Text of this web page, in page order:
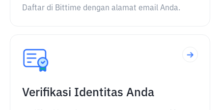
Daftar di Bittime dengan alamat email Anda.
Verifikasi Identitas Anda